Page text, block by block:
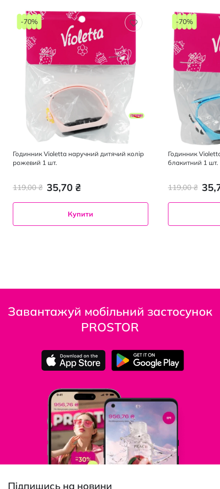
Годинник Violetta наручний дитячий колір
рожевий 1 шт.
35,70 ₴
119,00 ₴
-70%
Купити
Годинник
блакитний 1 шт.
119,00 ₴
-70%
Завантажуй мобільний застосунок
PROSTOR
Підпишись на новини